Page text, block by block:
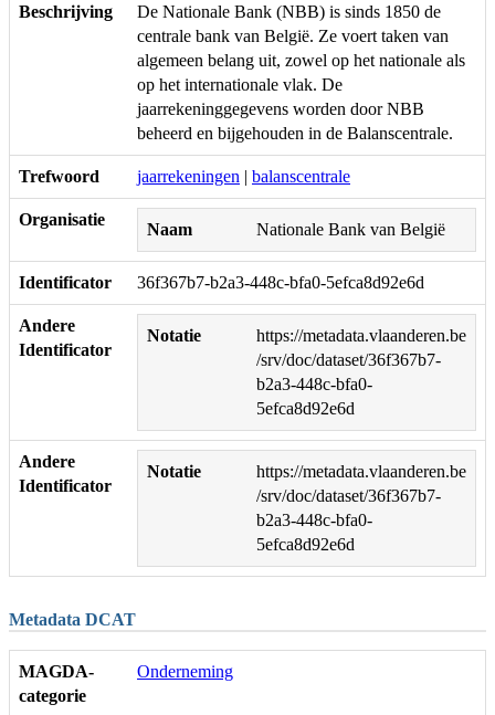
Beschrijving
De Nationale Bank (NBB) is sinds 1850 de
centrale bank van België. Ze voert taken van
algemeen belang uit, zowel op het nationale als
op het internationale vlak. De
jaarrekeninggegevens worden door NBB
beheerd en bijgehouden in de Balanscentrale.
Trefwoord jaarrekeningen | balanscentrale
Organisatie
Naam Nationale Bank van België
Identificator 36f367b7-b2a3-448c-bfa0-5efca8d92e6d
Andere
Identificator
Notatie
https://metadata.vlaanderen.be
/srv/doc/dataset/36f367b7-
b2a3-448c-bfa0-
5efca8d92e6d
Andere
Identificator
Notatie
https://metadata.vlaanderen.be
/srv/doc/dataset/36f367b7-
b2a3-448c-bfa0-
5efca8d92e6d
Metadata DCAT
MAGDA-
categorie
Onderneming